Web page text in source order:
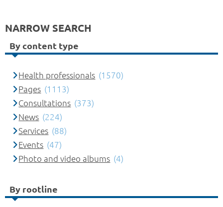
NARROW SEARCH
By content type
Health professionals (1570)
Pages (1113)
Consultations (373)
News (224)
Services (88)
Events (47)
Photo and video albums (4)
By rootline